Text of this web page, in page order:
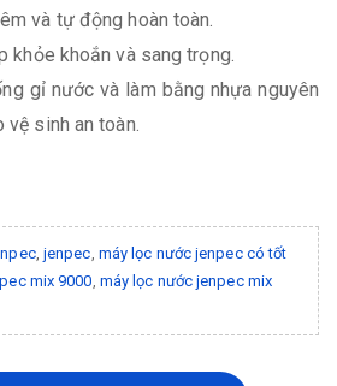
và tự động hoàn toàn.
khỏe khoắn và sang trọng.
gỉ nước và làm bằng nhựa nguyên
sinh an toàn.
, jenpec, máy lọc nước jenpec có tốt
mix 9000, máy lọc nước jenpec mix